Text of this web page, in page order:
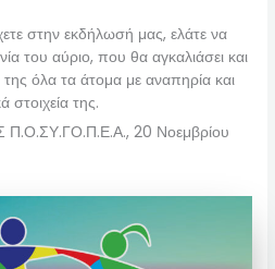
στην εκδήλωσή μας, ελάτε να
του αύριο, που θα αγκαλιάσει και
όλα τα άτομα με αναπηρία και
στοιχεία της.
20 Νοεμβρίου